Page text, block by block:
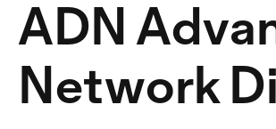
ADN
Network